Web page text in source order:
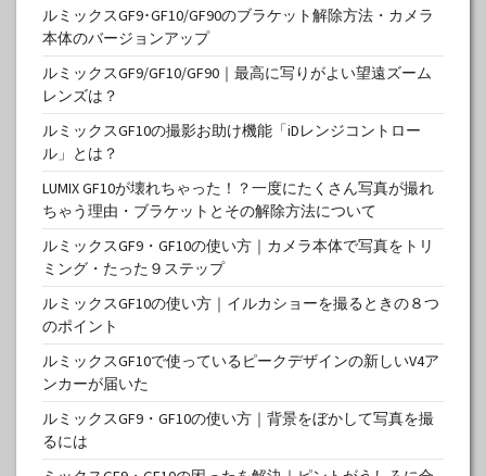
ルミックスGF9･GF10/GF90のブラケット解除方法・カメラ
本体のバージョンアップ
ルミックスGF9/GF10/GF90｜最高に写りがよい望遠ズーム
レンズは？
ルミックスGF10の撮影お助け機能「iDレンジコントロー
ル」とは？
LUMIX GF10が壊れちゃった！？一度にたくさん写真が撮れ
ちゃう理由・ブラケットとその解除方法について
ルミックスGF9・GF10の使い方｜カメラ本体で写真をトリ
ミング・たった９ステップ
ルミックスGF10の使い方｜イルカショーを撮るときの８つ
のポイント
ルミックスGF10で使っているピークデザインの新しいV4ア
ンカーが届いた
ルミックスGF9・GF10の使い方｜背景をぼかして写真を撮
るには